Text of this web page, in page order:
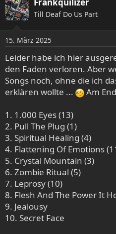
2. Zombie Ritual
3. Pull The Plug
4. Spiritual Healing
5. 1000 Eyes
7. Symbolic
8. Born Dead
9. Forgotten Past
10. Mutilation
Till Deaf Do Us Part
15. März 2025
Leider habe ich hier
den Faden verloren. Aber
Songs noch, ohne die ich
erklären wollte ...
Am
1. 1.000 Eyes (13)
2. Pull The Plug (1)
3. Spiritual Healing (4)
4. Flattening Of Emotions
5. Crystal Mountain (3)
6. Zombie Ritual (5)
7. Leprosy (10)
8. Flesh And The Power It
9. Jealousy
10. Secret Face